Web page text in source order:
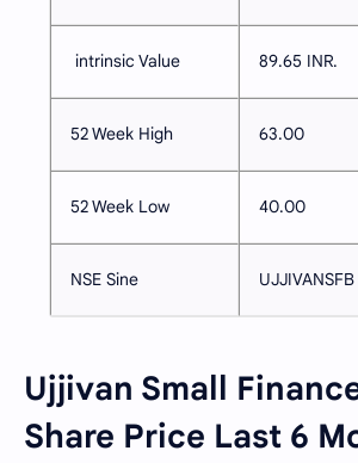
intrinsic Value 89.65 INR.
52 Week High 63.00
52 Week Low 40.00
NSE Sine UJJIVANSFB
Ujjivan Small
Share Price Last 6